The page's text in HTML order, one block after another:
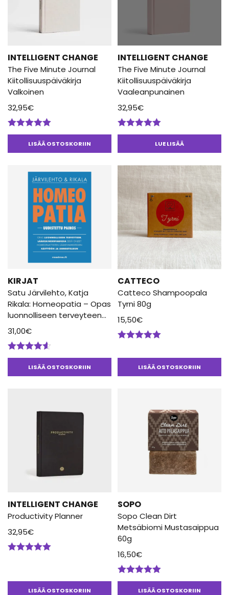
INTELLIGENT CHANGE
The Five Minute Journal
Kiitollisuuspäiväkirja
Valkoinen
32,95€
Arvostelu
tuotteesta:LISÄÄ OSTOSKORIIN
INTELLIGENT CHANGE
The Five Minute Journal
Kiitollisuuspäiväkirja
Vaaleanpunainen
32,95€
Arvostelu
LUE LISÄÄ
KIRJAT
Satu Järvilehto, Katja
Rikala: Homeopatia – Opas
luonnolliseen terveyteen
Uudistettu Painos
31,00€
Arvostelu
tuotteesta:LISÄÄ OSTOSKORIIN
CATTECO
Catteco Shampoopala
Tyrni 80g
15,50€
LISÄÄ OSTOSKORIIN
INTELLIGENT CHANGE
Productivity Planner
32,95€
LISÄÄ OSTOSKORIIN
SOPO
Sopo Clean Dirt
Metsäbiomi Mustasaippua
60g
16,50€
Arvostelu
tuotteesta:LISÄÄ OSTOSKORIIN